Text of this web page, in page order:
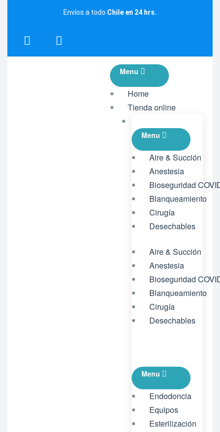
Envíos a todo Chile en 24 hrs.
Menu
Home
Tienda online
Menu
Aire & Succión
Anestesia
Bioseguridad
Blanqueamiento
Cirugía
Desechables
Aire & Succión
Anestesia
Bioseguridad
Blanqueamiento
Cirugía
Desechables
Menu
Endodoncia
Equipos
Esterilización